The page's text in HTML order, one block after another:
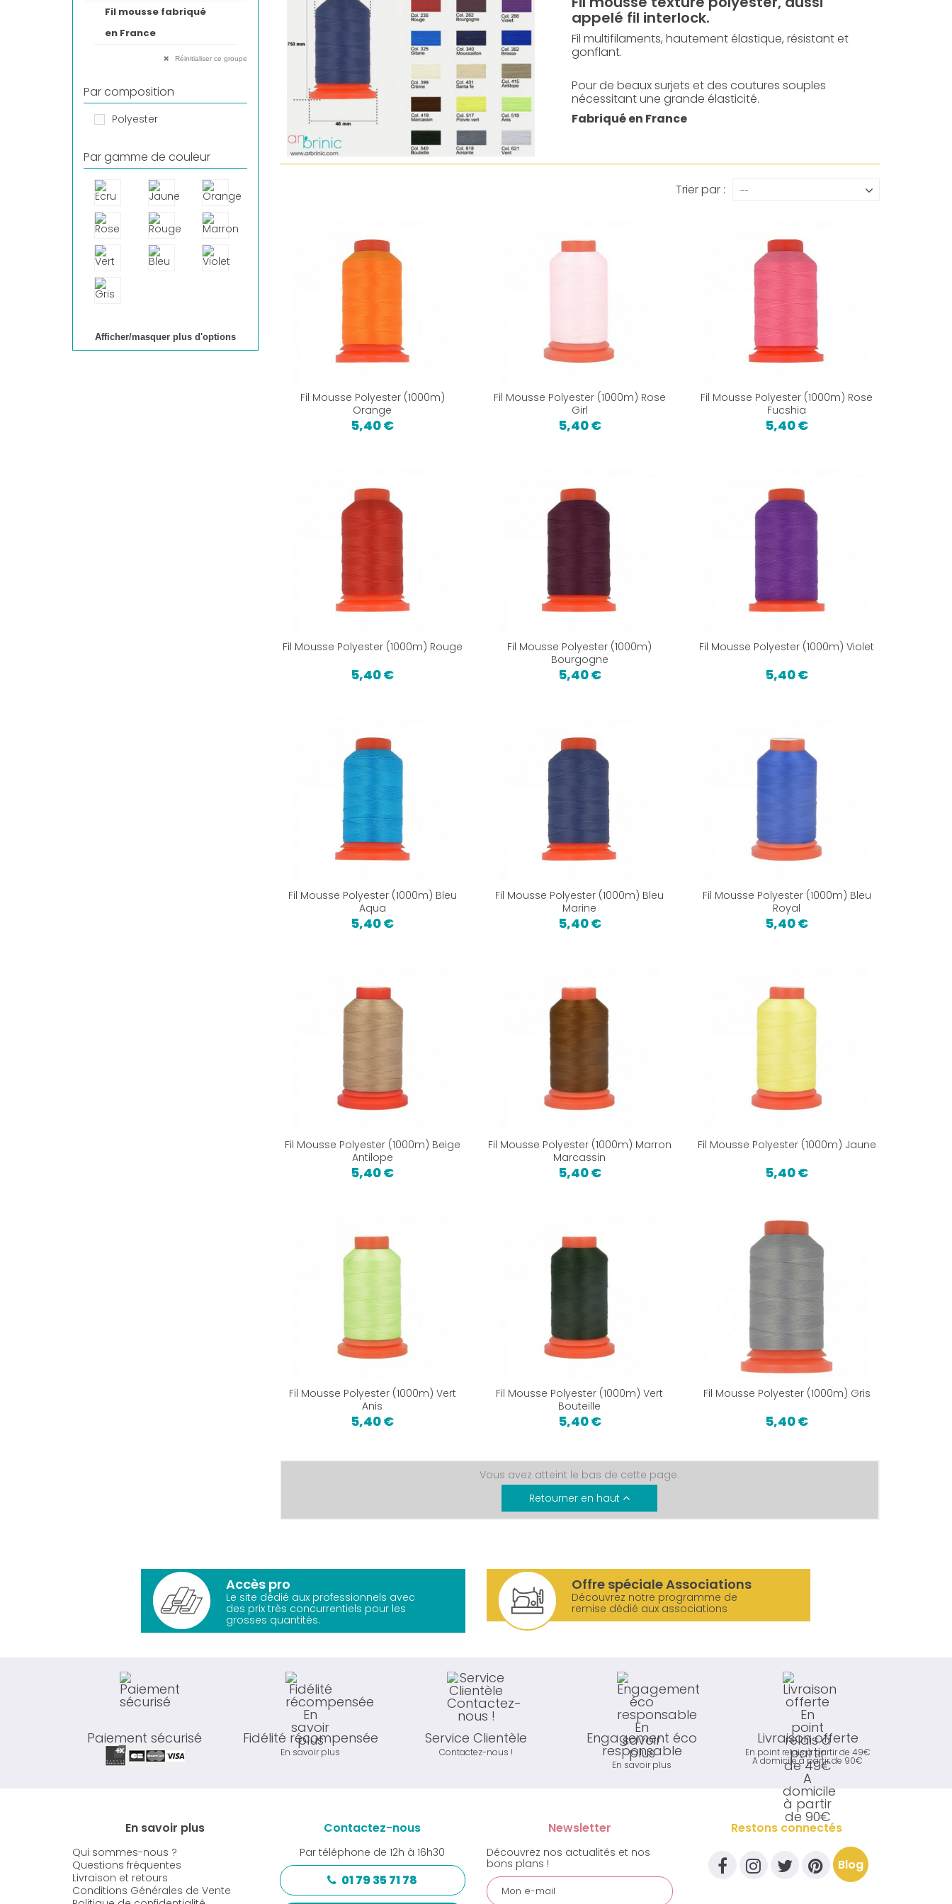
Fil mousse fabriqué
en France
Réinitialiser ce groupe
Par composition
Polyester
Par gamme de couleur
Afficher/masquer plus d'options
appelé fil interlock.
Fil multifilaments, hautement élastique, résistant et
gonflant.
Pour de beaux surjets et des coutures souples
nécessitant une grande élasticité.
Fabriqué en France
Trier par : --
Fil Mousse Polyester (1000m)
Orange
5,40 €
Fil Mousse Polyester (1000m) Rose
Girl
5,40 €
Fil Mousse Polyester (1000m) Rose
Fucshia
5,40 €
Fil Mousse Polyester (1000m) Rouge
5,40 €
Fil Mousse Polyester (1000m)
Bourgogne
5,40 €
Fil Mousse Polyester (1000m) Violet
5,40 €
Fil Mousse Polyester (1000m) Bleu
Aqua
5,40 €
Fil Mousse Polyester (1000m) Bleu
Marine
5,40 €
Fil Mousse Polyester (1000m) Bleu
Royal
5,40 €
Fil Mousse Polyester (1000m) Beige
Antilope
5,40 €
Fil Mousse Polyester (1000m) Marron
Marcassin
5,40 €
Fil Mousse Polyester (1000m) Jaune
5,40 €
Fil Mousse Polyester (1000m) Vert
Anis
5,40 €
Fil Mousse Polyester (1000m) Vert
Bouteille
5,40 €
Fil Mousse Polyester (1000m) Gris
5,40 €
Vous avez atteint le bas de cette page.
Retourner en haut
Accès pro
Le site dédié aux professionnels avec
des prix très concurrentiels pour les
grosses quantités.
Offre spéciale Associations
Découvrez notre programme de
remise dédié aux associations
Paiement sécurisé Fidélité récompensée
En savoir plus
Service Clientèle
Contactez-nous !
Engagement éco
responsable
En savoir plus
Livraison offerte
En point relais à partir de 49€
A domicile à partir de 90€
En savoir plus
Qui sommes-nous ?
Questions fréquentes
Livraison et retours
Conditions Générales de Vente
Contactez-nous
Par téléphone de 12h à 16h30
01 79 35 71 78
Newsletter
Découvrez nos actualités et nos
bons plans !
Restons connectés
Blog